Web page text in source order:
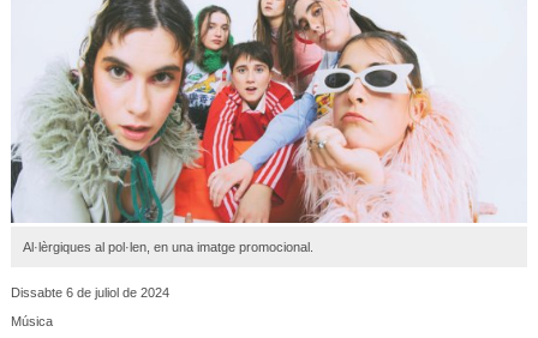
Al·lèrgiques al pol·len, en una imatge promocional.
Dissabte 6 de juliol de 2024
Música